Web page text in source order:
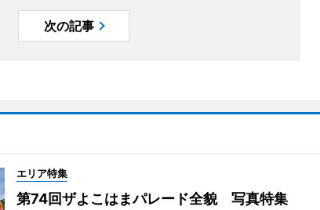
次の記事
エリア特集
第74回ザよこはまパレード全貌 写真特集